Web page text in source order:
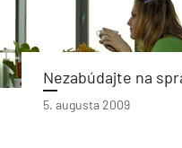
Nezabúdajte na
5. augusta 2009